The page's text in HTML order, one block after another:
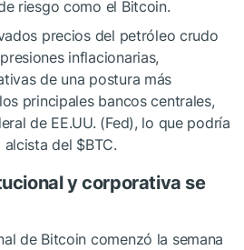
riesgo como el Bitcoin.
precios del petróleo crudo
inflacionarias,
de una postura más
principales bancos centrales,
de EE.UU. (Fed), lo que podría
alcista del $BTC.
y corporativa se
de Bitcoin comenzó la semana